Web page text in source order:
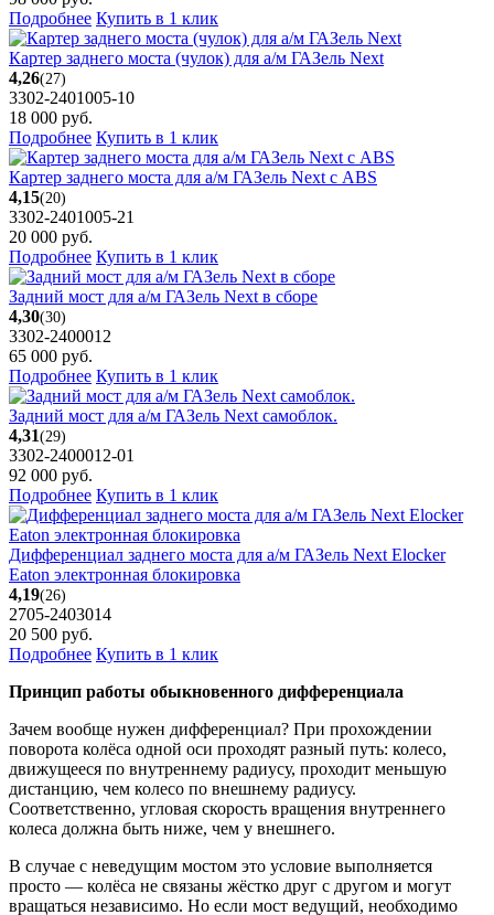
Подробнее Купить в 1 клик
Картер заднего моста (чулок) для а/м ГАЗель Next
4,26(27)
3302-2401005-10
18 000 руб.
Подробнее Купить в 1 клик
Картер заднего моста для а/м ГАЗель Next с ABS
4,15(20)
3302-2401005-21
20 000 руб.
Подробнее Купить в 1 клик
Задний мост для а/м ГАЗель Next в сборе
4,30(30)
3302-2400012
65 000 руб.
Подробнее Купить в 1 клик
Задний мост для а/м ГАЗель Next самоблок.
4,31(29)
3302-2400012-01
92 000 руб.
Подробнее Купить в 1 клик
Дифференциал заднего моста для а/м ГАЗель Next Elocker
Eaton электронная блокировка
4,19(26)
2705-2403014
20 500 руб.
Подробнее Купить в 1 клик
Принцип работы обыкновенного дифференциала
Зачем вообще нужен дифференциал? При прохождении
поворота колёса одной оси проходят разный путь: колесо,
движущееся по внутреннему радиусу, проходит меньшую
дистанцию, чем колесо по внешнему радиусу.
Соответственно, угловая скорость вращения внутреннего
колеса должна быть ниже, чем у внешнего.
В случае с неведущим мостом это условие выполняется
просто — колёса не связаны жёстко друг с другом и могут
вращаться независимо. Но если мост ведущий, необходимо